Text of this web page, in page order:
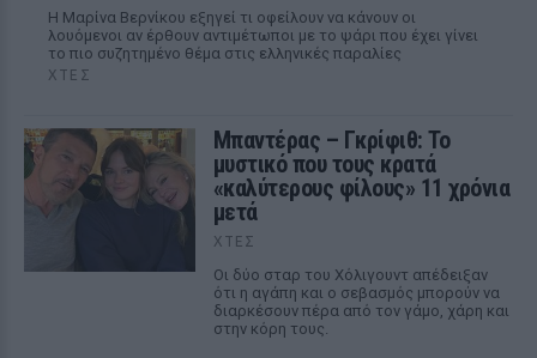
Η Μαρίνα Βερνίκου εξηγεί τι οφείλουν να κάνουν οι
λουόμενοι αν έρθουν αντιμέτωποι με το ψάρι που έχει γίνει
το πιο συζητημένο θέμα στις ελληνικές παραλίες
ΧΤΕΣ
Μπαντέρας – Γκρίφιθ: Το
μυστικό που τους κρατά
«καλύτερους φίλους» 11 χρόνια
μετά
ΧΤΕΣ
Οι δύο σταρ του Χόλιγουντ απέδειξαν
ότι η αγάπη και ο σεβασμός μπορούν να
διαρκέσουν πέρα από τον γάμο, χάρη και
στην κόρη τους.